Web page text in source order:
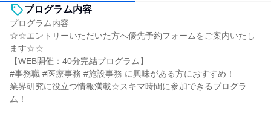
プログラム内容
プログラム内容
☆☆エントリーいただいた方へ優先予約フォームをご案内いたし
ます☆☆
【WEB開催：40分完結プログラム】
#事務職 #医療事務 #施設事務 に興味がある方におすすめ！
業界研究に役立つ情報満載☆スキマ時間に参加できるプログラ
ム！